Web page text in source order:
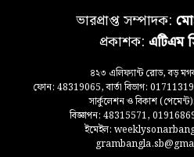
ভারপ্রাপ্ত সম্পাদক:
প্রকাশক: এটিএম
৪২৩ এলিফ্যান্ট রোড, বড়
ফোন: 48319065, বার্তা বিভাগ:
সার্কুলেশন ও বিকাশ
বিজ্ঞাপন: 48315571,
ইমেইল: